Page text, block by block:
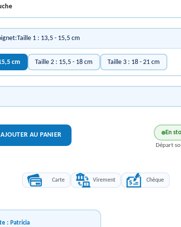
1 : 13,5 - 15,5 cm
cm Taille 2 : 15,5 - 18 cm Taille 3 : 18 - 21 cm
AJOUTER AU PANIER En
Départ
Carte Virement Chèque
: Patricia